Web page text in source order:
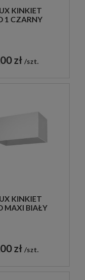
KINKIET
1 CZARNY
zł szt.
KINKIET
MAXI BIAŁY
zł szt.